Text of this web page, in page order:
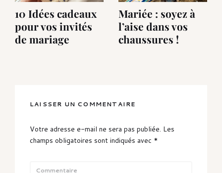
10 Idées cadeaux
pour vos invités
de mariage
Mariée : soyez à
l’aise dans vos
chaussures !
LAISSER UN COMMENTAIRE
Votre adresse e-mail ne sera pas publiée. Les
champs obligatoires sont indiqués avec *